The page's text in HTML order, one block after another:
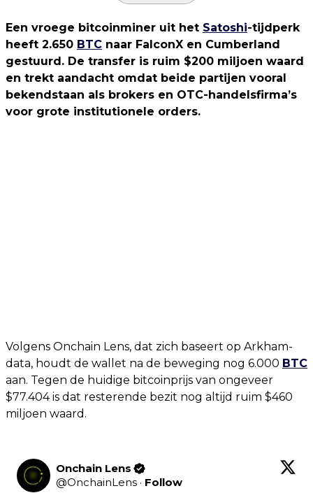
Een vroege bitcoinminer uit het Satoshi-tijdperk
heeft 2.650 BTC naar FalconX en Cumberland
gestuurd. De transfer is ruim $200 miljoen waard
en trekt aandacht omdat beide partijen vooral
bekendstaan als brokers en OTC-handelsfirma’s
voor grote institutionele orders.
Volgens Onchain Lens, dat zich baseert op Arkham-
data, houdt de wallet na de beweging nog 6.000 BTC
aan. Tegen de huidige bitcoinprijs van ongeveer
$77.404 is dat resterende bezit nog altijd ruim $460
miljoen waard.
Onchain Lens
@OnchainLens · Follow